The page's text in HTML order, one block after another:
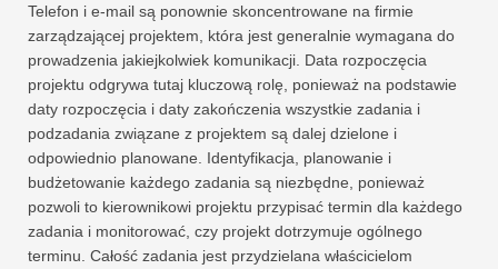
Telefon i e-mail są ponownie skoncentrowane na firmie
zarządzającej projektem, która jest generalnie wymagana do
prowadzenia jakiejkolwiek komunikacji. Data rozpoczęcia
projektu odgrywa tutaj kluczową rolę, ponieważ na podstawie
daty rozpoczęcia i daty zakończenia wszystkie zadania i
podzadania związane z projektem są dalej dzielone i
odpowiednio planowane. Identyfikacja, planowanie i
budżetowanie każdego zadania są niezbędne, ponieważ
pozwoli to kierownikowi projektu przypisać termin dla każdego
zadania i monitorować, czy projekt dotrzymuje ogólnego
terminu. Całość zadania jest przydzielana właścicielom